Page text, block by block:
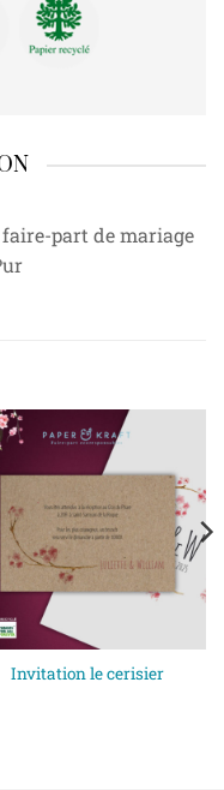
part de mariage
Invitation le cerisier